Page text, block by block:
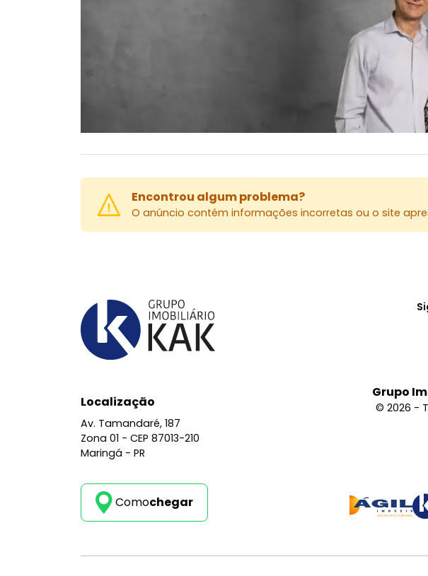
Encontrou algum problema?
O anúncio contém informações incorretas ou o site
Localização
Av. Tamandaré, 187
Zona 01 - CEP 87013-210
Maringá - PR
Comochegar
Grupo
© 2026 -